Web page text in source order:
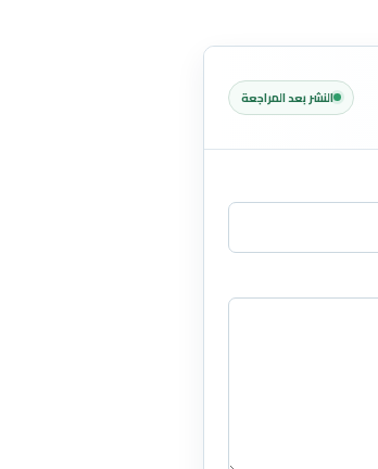
النشر بعد المراجعة